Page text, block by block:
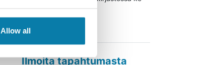
Allow all
4.11. klo 17.30
Lue lisää
Ilmoita tapahtumasta